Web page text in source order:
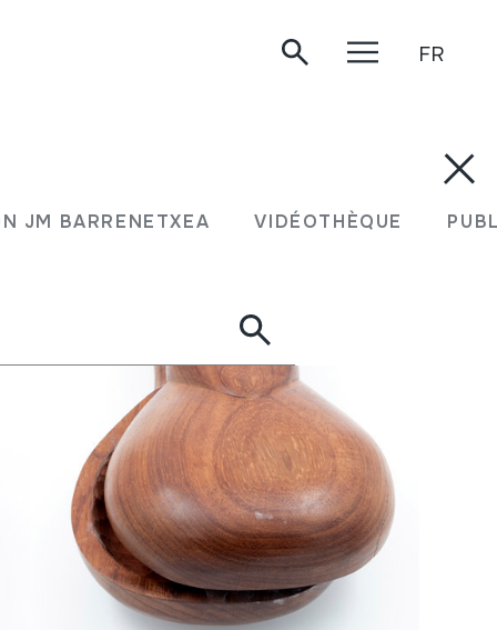
JM BARRENETXEA VIDÉOTHÈQUE
FR